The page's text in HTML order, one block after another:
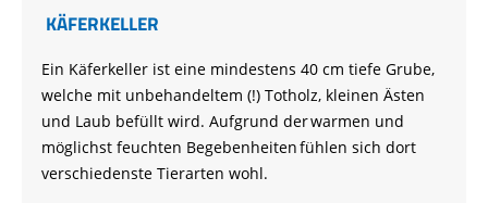
KÄFERKELLER
Ein Käferkeller ist eine mindestens 40 cm tiefe Grube,
welche mit unbehandeltem (!) Totholz, kleinen Ästen
und Laub befüllt wird. Aufgrund der warmen und
möglichst feuchten Begebenheiten fühlen sich dort
verschiedenste Tierarten wohl.